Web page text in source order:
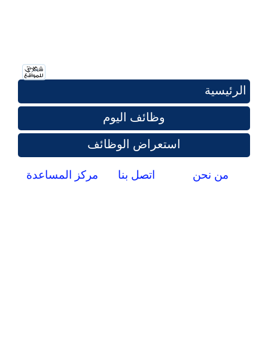
الرئيسية
وظائف اليوم
استعراض الوظائف
من نحن اتصل بنا مركز المساعدة